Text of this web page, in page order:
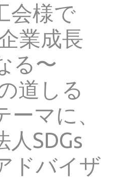
会様で
業成長
る〜
道しる
マに、
人SDGs
ドバイザ